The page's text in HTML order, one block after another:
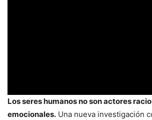
Los seres humanos no son actores
emocionales. Una nueva investigación